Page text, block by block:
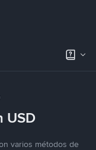
USD
varios métodos de